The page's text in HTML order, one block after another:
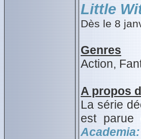
Little
Dès le 8
Genres
Action,
A propos
La série
est